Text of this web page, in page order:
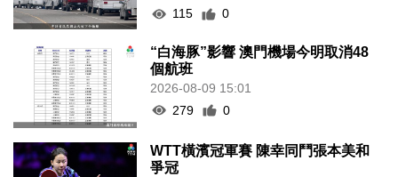
115
0
“白海豚”影響 澳門機場今明取消48
個航班
2026-08-09 15:01
279
0
WTT橫濱冠軍賽 陳幸同鬥張本美和
爭冠